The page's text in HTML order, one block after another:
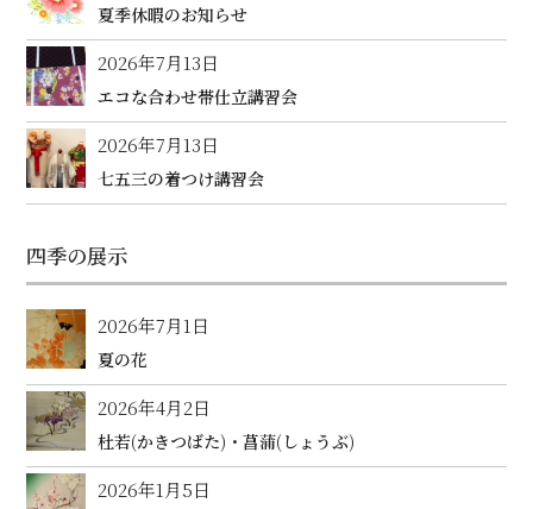
夏季休暇のお知らせ
2026年7月13日
エコな合わせ帯仕立講習会
2026年7月13日
七五三の着つけ講習会
四季の展示
2026年7月1日
夏の花
2026年4月2日
杜若(かきつばた)・菖蒲(しょうぶ)
2026年1月5日